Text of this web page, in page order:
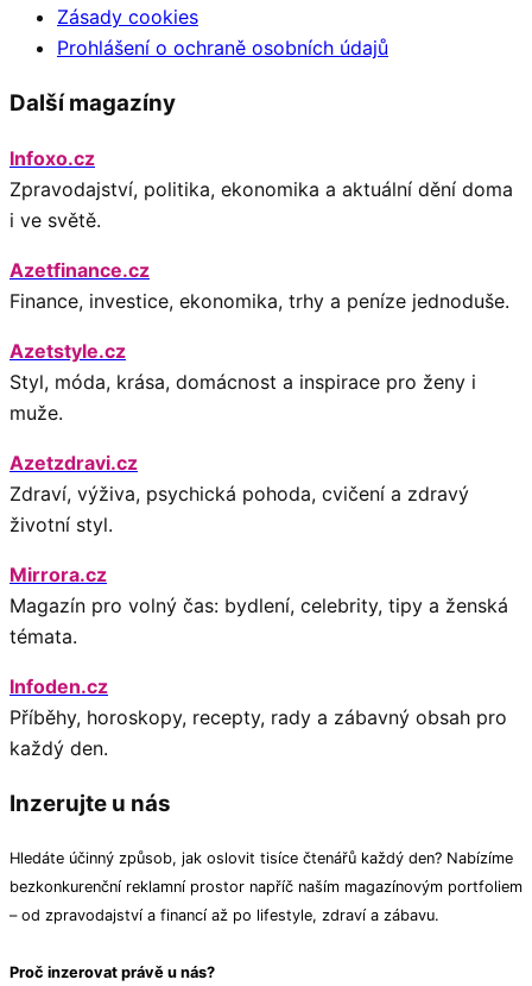
Zásady cookies
Prohlášení o ochraně osobních údajů
Další magazíny
Infoxo.cz
Zpravodajství, politika, ekonomika a aktuální dění doma
i ve světě.
Azetfinance.cz
Finance, investice, ekonomika, trhy a peníze jednoduše.
Azetstyle.cz
Styl, móda, krása, domácnost a inspirace pro ženy i
muže.
Azetzdravi.cz
Zdraví, výživa, psychická pohoda, cvičení a zdravý
životní styl.
Mirrora.cz
Magazín pro volný čas: bydlení, celebrity, tipy a ženská
témata.
Infoden.cz
Příběhy, horoskopy, recepty, rady a zábavný obsah pro
každý den.
Inzerujte u nás
Hledáte účinný způsob, jak oslovit tisíce čtenářů každý den? Nabízíme
bezkonkurenční reklamní prostor napříč naším magazínovým portfoliem
– od zpravodajství a financí až po lifestyle, zdraví a zábavu.
Proč inzerovat právě u nás?